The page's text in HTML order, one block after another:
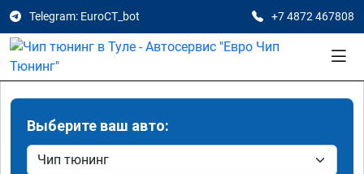
Telegram: EuroCT_bot +7 4872 467808
Выберите ваш авто: